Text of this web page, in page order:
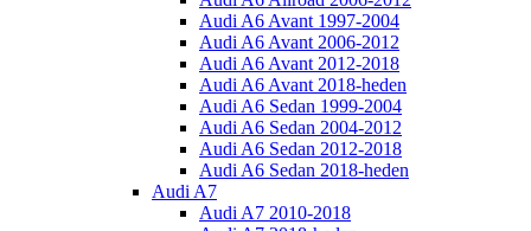
Audi A6 Avant 1997-2004
Audi A6 Avant 2006-2012
Audi A6 Avant 2012-2018
Audi A6 Avant 2018-heden
Audi A6 Sedan 1999-2004
Audi A6 Sedan 2004-2012
Audi A6 Sedan 2012-2018
Audi A6 Sedan 2018-heden
Audi A7
Audi A7 2010-2018